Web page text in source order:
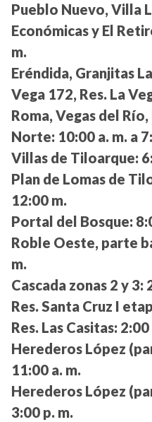
Pueblo Nuevo, Villa
Económicas y El
m.
Eréndida, Granjitas
Vega 172, Res. La
Roma, Vegas del
Norte: 10:00 a. m. a
Villas de Tiloarque:
Plan de Lomas de
12:00 m.
Portal del Bosque:
Roble Oeste, parte
m.
Cascada zonas 2 y 3:
Res. Santa Cruz I
Res. Las Casitas: 2:00
Herederos López
11:00 a. m.
Herederos López
3:00 p. m.